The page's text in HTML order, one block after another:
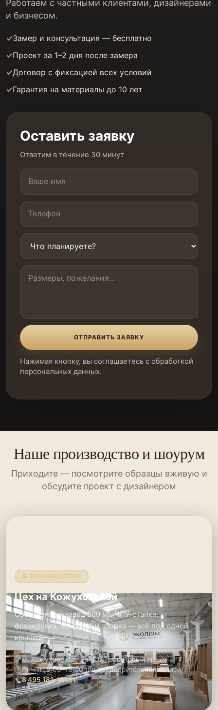
Работаем с частными клиентами, дизайнерами
и бизнесом.
Замер и консультация — бесплатно
Проект за 1–2 дня после замера
Договор с фиксацией всех условий
Гарантия на материалы до 10 лет
Оставить заявку
Ответим в течение 30 минут
ОТПРАВИТЬ ЗАЯВКУ
Нажимая кнопку, вы соглашаетесь с обработкой
персональных данных.
Наше производство и шоурум
Приходите — посмотрите образцы вживую и
обсудите проект с дизайнером
🏭 ПРОИЗВОДСТВО
Цех на Кожуховской
Собственный завод 500 м². ЧПУ-станки,
фрезеровка, покраска и сборка — всё под одной
крышей.
📍м. Кожуховская, 2-й Южнопортовый пр. 26
🕑Пн–Пт: 9:00–18:00 (по предварительной записи)
📞8 495 181-19-91